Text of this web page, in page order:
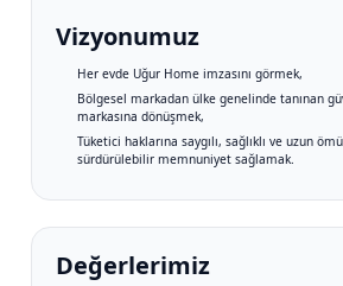
Vizyonumuz
Her evde Uğur Home imzasını görmek,
Bölgesel markadan ülke genelinde tanınan
markasına dönüşmek,
Tüketici haklarına saygılı, sağlıklı ve uzun
sürdürülebilir memnuniyet sağlamak.
Değerlerimiz